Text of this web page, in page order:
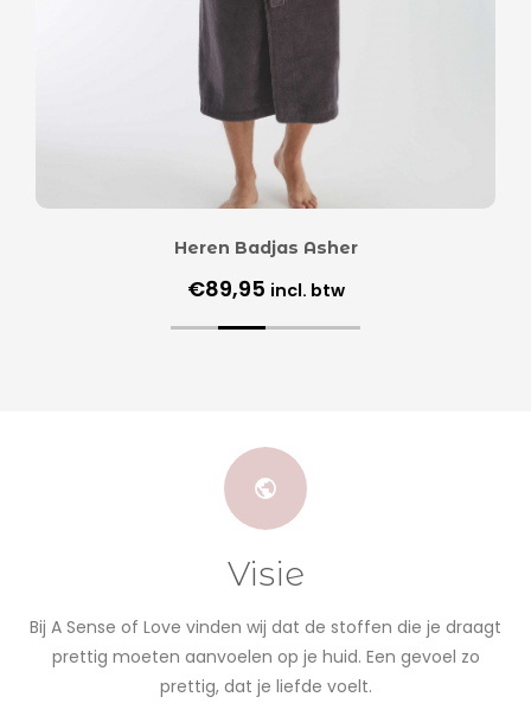
Heren Badjas Asher
€89,95 incl. btw
Visie
Bij A Sense of Love vinden wij dat de stoffen die je draagt
prettig moeten aanvoelen op je huid. Een gevoel zo
prettig, dat je liefde voelt.